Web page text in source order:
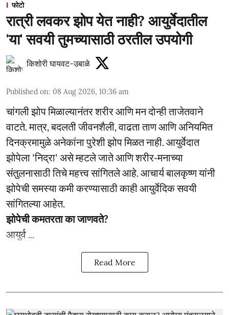
फोटो
रात्री लवकर झोप येत नाही? आयुर्वेदातील
'या' सवयी तुमच्यासाठी ठरतील उपयोगी
किशोरी घायवट-उबाळे
Published on: 08 Aug 2026, 10:36 am
चांगली झोप मिळाल्यानंतर शरीर आणि मन दोन्ही ताजेतवाने
वाटते. मात्र, बदलती जीवनशैली, वाढता ताण आणि अनियमित
दिनक्रमामुळे अनेकांना पुरेशी झोप मिळत नाही. आयुर्वेदात
झोपेला 'निद्रा' असे म्हटले जाते आणि शरीर-मनाच्या
संतुलनासाठी तिचे महत्त्व सांगितले आहे. आचार्य बालकृष्ण यांनी
झोपेची समस्या कमी करण्यासाठी काही आयुर्वेदिक सवयी
सांगितल्या आहेत.
झोपेची कमतरता का जाणवते?
आयुर्व ...
Read More